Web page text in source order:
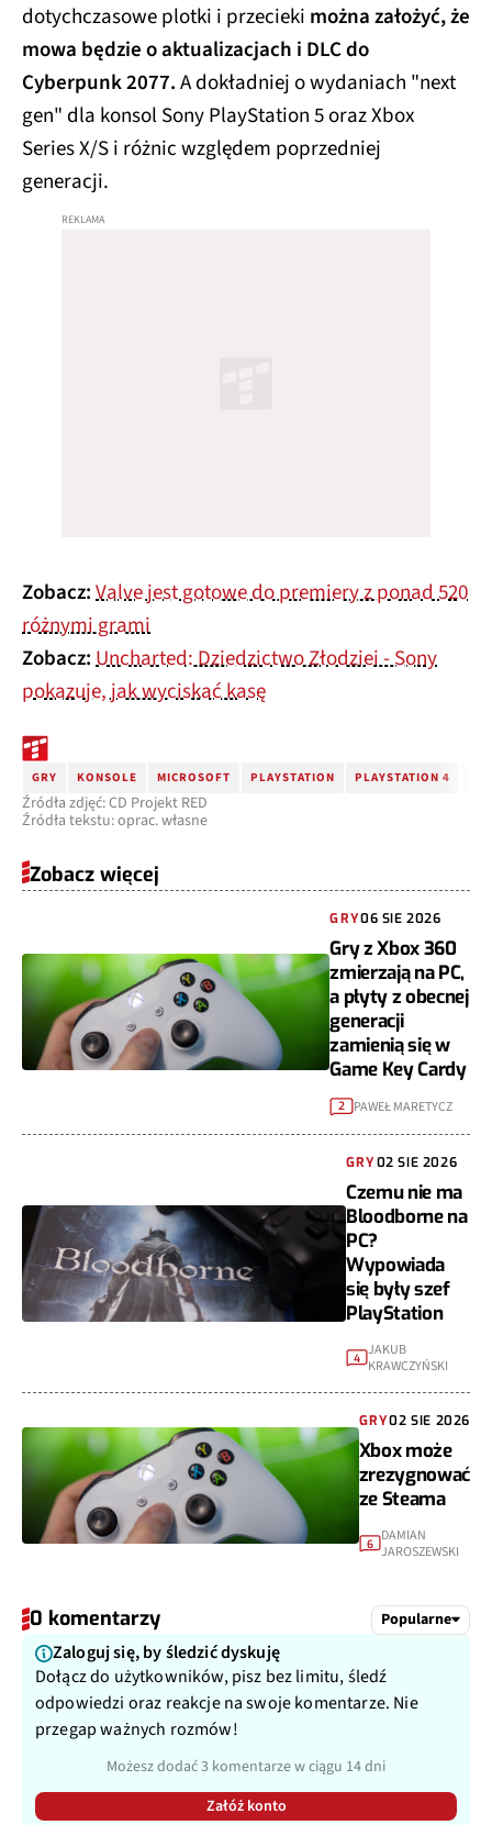
dotychczasowe plotki i przecieki można założyć, że
mowa będzie o aktualizacjach i DLC do
Cyberpunk 2077.A dokładniej o wydaniach "next
gen" dla konsol Sony PlayStation 5 oraz Xbox
Series X/S i różnic względem poprzedniej
generacji.
Zobacz:Valve jest gotowe do premiery z ponad 520
różnymi grami
Zobacz:Uncharted: Dziedzictwo Złodziei - Sony
pokazuje, jak wyciskać kasę
GRY KONSOLE MICROSOFT PLAYSTATION PLAYSTATION 4
Źródła zdjęć: CD Projekt RED
Źródła tekstu: oprac. własne
Zobacz więcej
GRY06 SIE 2026
Gry z Xbox 360
zmierzają na PC,
a płyty z obecnej
generacji
zamienią się w
Game Key Cardy
2 PAWEŁ MARETYCZ
GRY02 SIE 2026
Czemu nie ma
Bloodborne na
PC?
Wypowiada
się były szef
PlayStation
4 JAKUB
KRAWCZYŃSKI
GRY02 SIE 2026
Xbox może
zrezygnować
ze Steama
6 DAMIAN
JAROSZEWSKI
0 komentarzy Popularne
Zaloguj się, by śledzić dyskuję
Dołącz do użytkowników, pisz bez limitu, śledź
odpowiedzi oraz reakcje na swoje komentarze. Nie
przegap ważnych rozmów!
Możesz dodać 3 komentarze w ciągu 14 dni
Załóż konto